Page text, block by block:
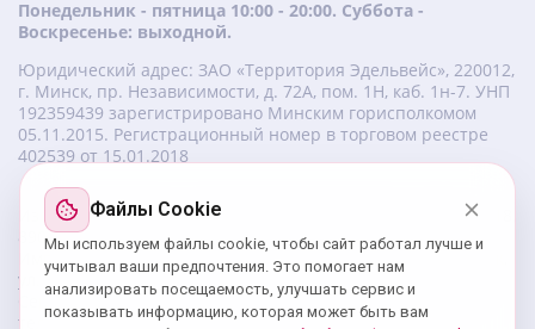
Понедельник - пятница 10:00 - 20:00. Суббота -
Воскресенье: выходной.
Юридический адрес: ЗАО «Территория Эдельвейс», 220012,
г. Минск, пр. Независимости, д. 72А, пом. 1Н, каб. 1н-7. УНП
‎192359439 зарегистрировано Минским горисполкомом
05.11.2015. Регистрационный номер в торговом реестре
402539 от 15.01.2018
Изготовитель beurer: Бойрер Гмбх, Софлингер штрассе 218,
89077-УЛМ, Германия.
Импортер: ЗАО «Территория Эдельвейс», 220056, г. Минск,
ул. 50 лет Победы, д. 8, пом. 56.
Сервисный центр: г. Минск, ул. Сурганова, 57Б, офис 162,
тел.: +375 29 180 89 39;service@beurer-belarus.by
Файлы Cookie
Мы используем файлы cookie, чтобы сайт работал лучше и
учитывал ваши предпочтения. Это помогает нам
анализировать посещаемость, улучшать сервис и
показывать информацию, которая может быть вам